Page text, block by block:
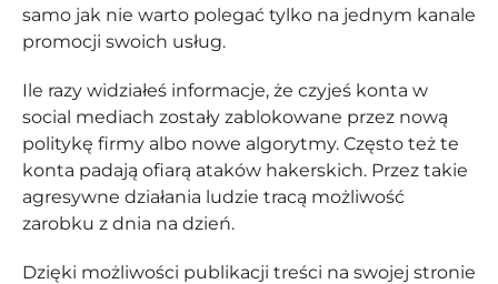
samo jak nie warto polegać tylko na jednym kanale
promocji swoich usług.
Ile razy widziałeś informacje, że czyjeś konta w
social mediach zostały zablokowane przez nową
politykę firmy albo nowe algorytmy. Często też te
konta padają ofiarą ataków hakerskich. Przez takie
agresywne działania ludzie tracą możliwość
zarobku z dnia na dzień.
Dzięki możliwości publikacji treści na swojej stronie